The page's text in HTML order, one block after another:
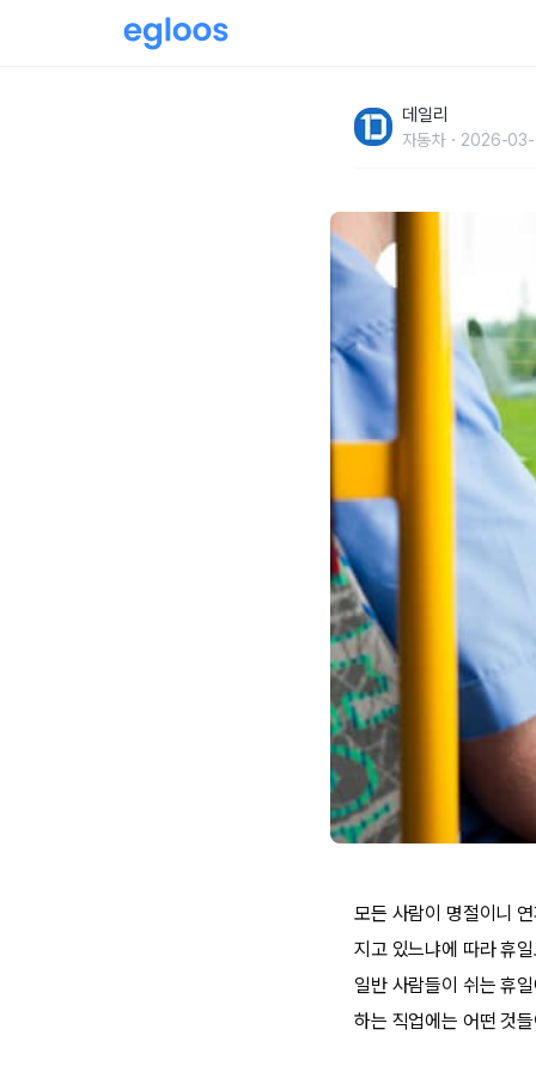
데일리
자동차 2026-
모든 사람이 명절이니
지고 있느냐에 따라 휴
일반 사람들이 쉬는 휴
하는 직업에는 어떤 것